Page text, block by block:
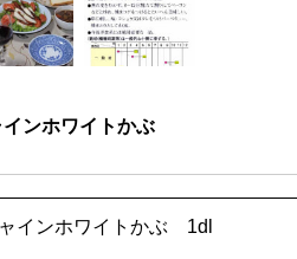
インホワイトかぶ
ャインホワイトかぶ 1dl